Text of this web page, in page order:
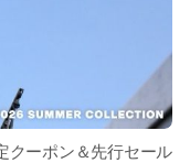
クーポン＆先行セール